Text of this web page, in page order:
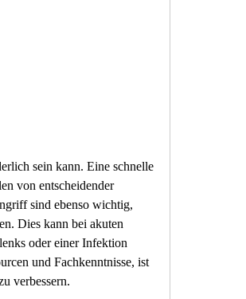
von entscheidender
sind ebenso wichtig,
Dies kann bei akuten
oder einer Infektion
und Fachkenntnisse, ist
verbessern.